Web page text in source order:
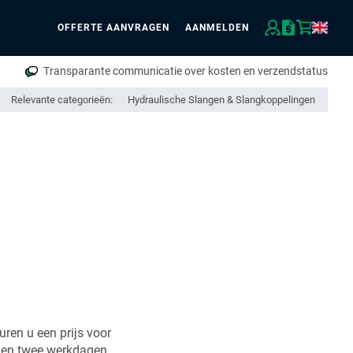
OFFERTE AANVRAGEN AANMELDEN
Transparante communicatie over kosten en verzendstatus
Relevante categorieën: Hydraulische Slangen & Slangkoppelingen
u een prijs voor